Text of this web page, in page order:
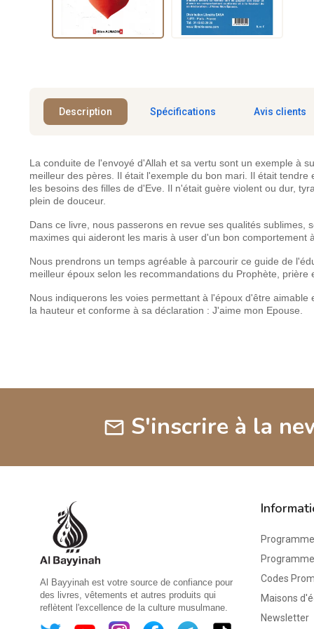
Description Spécifications Avis clients
La conduite de l'envoyé d'Allah et sa vertu sont un exemple à
meilleur des pères. Il était l'exemple du bon mari. Il était
les besoins des filles de d'Eve. Il n'était guère violent ou dur,
plein de douceur.
Dans ce livre, nous passerons en revue ses qualités
maximes qui aideront les maris à user d'un bon comportement
Nous prendrons un temps agréable à parcourir ce guide de
meilleur époux selon les recommandations du Prophète,
Nous indiquerons les voies permettant à l'époux d'être
la hauteur et conforme à sa déclaration : J'aime mon Epouse.
mail S'inscrire à la
Al Bayyinah est votre source de confiance pour
des livres, vêtements et autres produits qui
reflètent l'excellence de la culture musulmane.
Codes
Maisons
Newsletter